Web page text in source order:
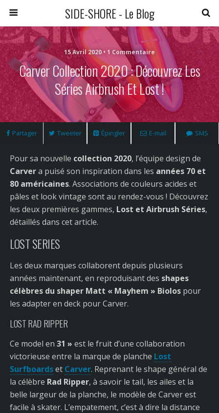
SIDE-SHORE - Le Blog
15 Avril 2020 • 1 Commentaire
Carver Collection 2020 : Découvrez Les
Séries Airbrush Et Lost !
Partager Tweeter Épingler E-mail SMS
Pour sa nouvelle collection 2020, l’équipe design de
Carvera puisé son inspiration dans les années 70 et
80 américaines. Associations de couleurs acides et
pâles et look vintage sont au rendez-vous ! Découvrez
les deux premières gammes, Lost et Airbrush Séries,
détaillés dans cet article.
LOST SERIES
Les deux marques collaborent depuis plusieurs
années maintenant, en reproduisant des shapes
célèbres du shaper Matt « Mayhem » Biolos pour
les adapter en deck pour Carver.
LOST RAD RIPPER
Ce model en 31 » est le fruit d’une collaboration
victorieuse entre la marque de planche Lost
Surfboardset Carver. Reprenant le shape général de
la célèbre Rad Ripper, à savoir le tail, les ailes et la
belle largeur de la planche, le modèle de Carver est
facile à skater. L’empatement, c’est à dire la distance